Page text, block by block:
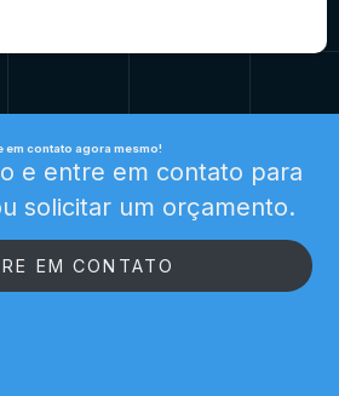
em contato agora mesmo!
e entre em contato para
solicitar um orçamento.
EM CONTATO